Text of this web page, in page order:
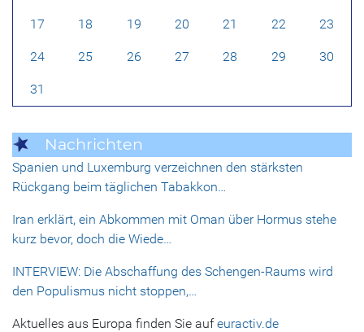
17 18 19 20 21 22 23
24 25 26 27 28 29 30
31
Nachrichten
Spanien und Luxemburg verzeichnen den stärksten
Rückgang beim täglichen Tabakkon…
Iran erklärt, ein Abkommen mit Oman über Hormus stehe
kurz bevor, doch die Wiede…
INTERVIEW: Die Abschaffung des Schengen-Raums wird
den Populismus nicht stoppen,…
Aktuelles aus Europa finden Sie aufeuractiv.de